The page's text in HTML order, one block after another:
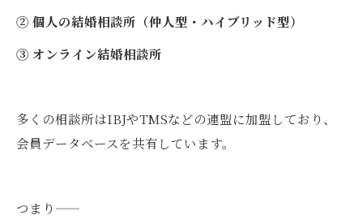
りますか？
まとめ
② 個人の結婚相談所（仲人型・ハイブリッド型）
③ オンライン結婚相談所
多くの相談所はIBJやTMSなどの連盟に加盟しており、
会員データベースを共有しています。
つまり——